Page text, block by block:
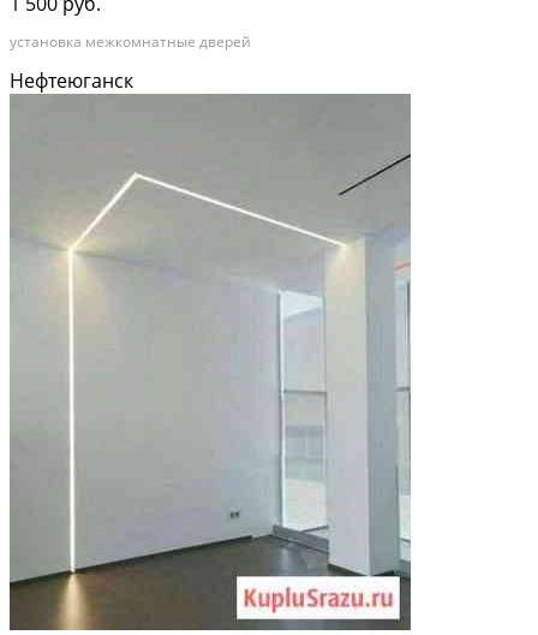
установка межкомнатные дверей
Нефтеюганск